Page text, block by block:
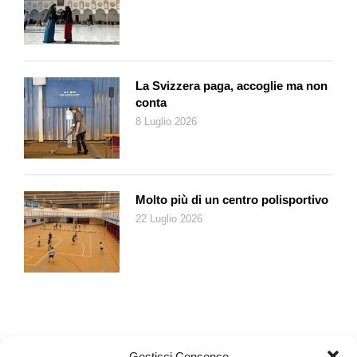
La Svizzera paga, accoglie ma non
conta
8 Luglio 2026
Molto più di un centro polisportivo
22 Luglio 2026